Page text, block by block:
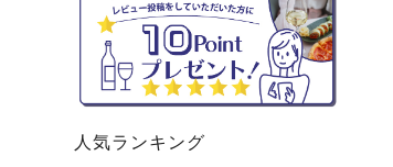
人気ランキング